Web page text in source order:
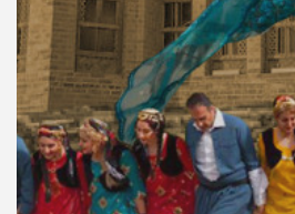
บทความ
ข่าว
และ
กิจกรรม